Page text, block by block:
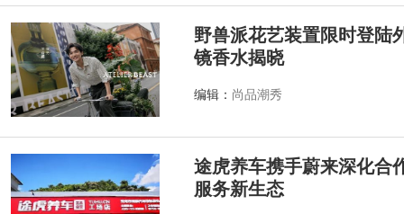
野兽派花艺装置限时登
镜香水揭晓
编辑： 尚品潮秀
途虎养车携手蔚来深化合
服务新生态